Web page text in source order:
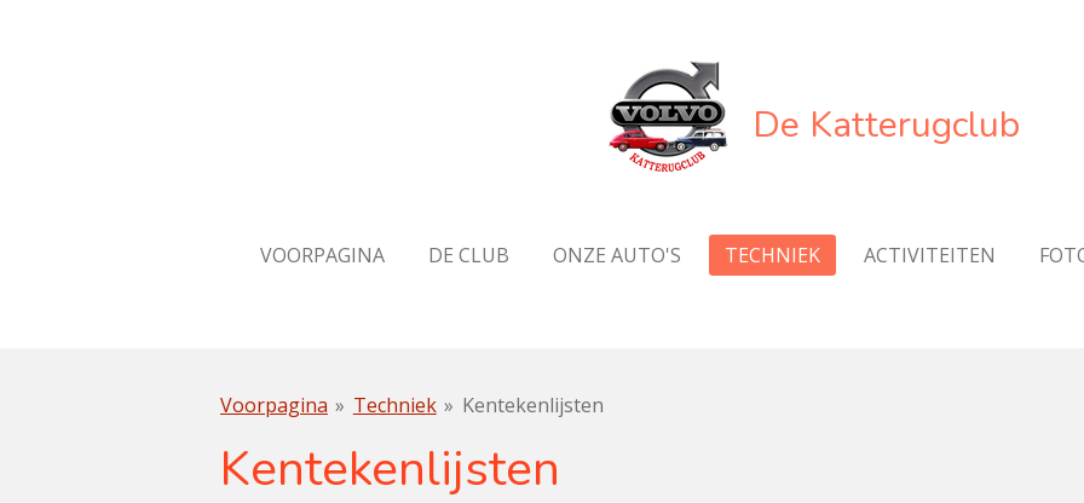
De Katterugclub
VOORPAGINA DE CLUB ONZE AUTO'S TECHNIEK ACTIVITEITEN
Voorpagina » Techniek » Kentekenlijsten
Kentekenlijsten